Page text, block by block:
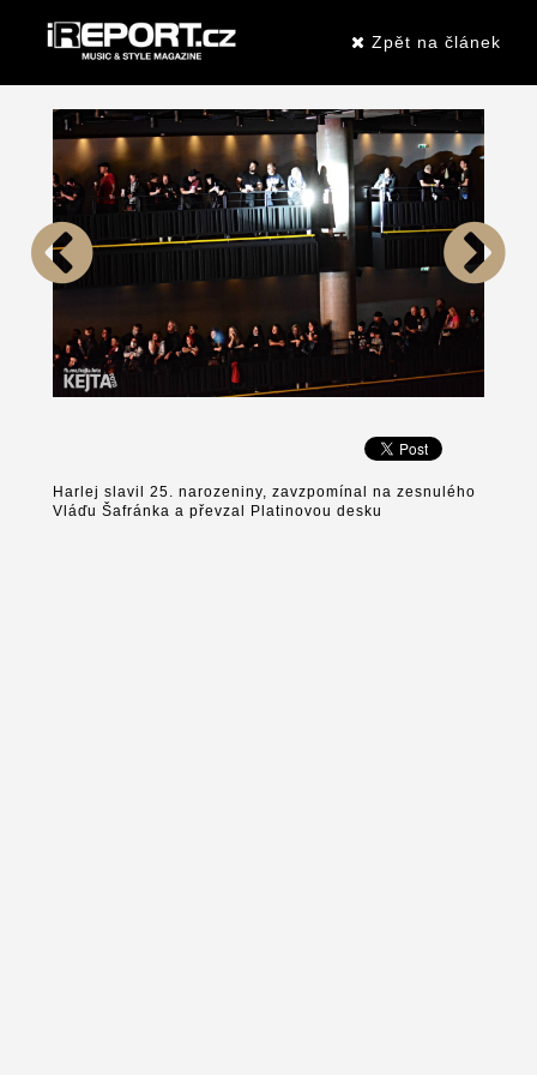
Zpět na článek
Harlej slavil 25. narozeniny, zavzpomínal na zesnulého
Vláďu Šafránka a převzal Platinovou desku